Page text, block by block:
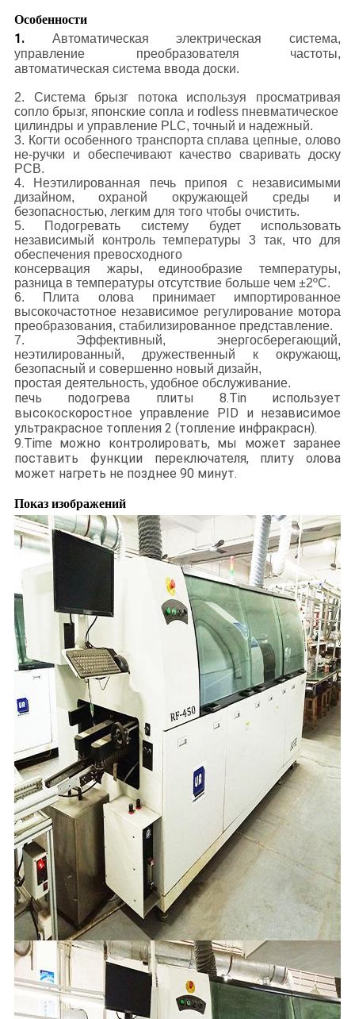
Особенности
1. Автоматическая электрическая система,
управление преобразователя частоты,
автоматическая система ввода доски.
2. Система брызг потока используя просматривая
сопло брызг, японские сопла и rodless пневматическое
цилиндры и управление PLC, точный и надежный.
3. Когти особенного транспорта сплава цепные, олово
не-ручки и обеспечивают качество сваривать доску
PCB.
4. Неэтилированная печь припоя с независимыми
дизайном, охраной окружающей среды и
безопасностью, легким для того чтобы очистить.
5. Подогревать систему будет использовать
независимый контроль температуры 3 так, что для
обеспечения превосходного
консервация жары, единообразие температуры,
разница в температуры отсутствие больше чем ±2ºC.
6.
Плита олова принимает импортированное
высокочастотное независимое регулирование мотора
преобразования, стабилизированное представление.
7. Эффективный, энергосберегающий,
неэтилированный, дружественный к окружающ,
безопасный и совершенно новый дизайн,
простая деятельность, удобное обслуживание.
печь подогрева плиты 8.Tin использует
высокоскоростное управление PID и независимое
ультракрасное топления 2 (топление инфракрасн).
9.Time можно контролировать, мы может заранее
поставить функции переключателя, плиту олова
может нагреть не позднее 90 минут.
Показ изображений